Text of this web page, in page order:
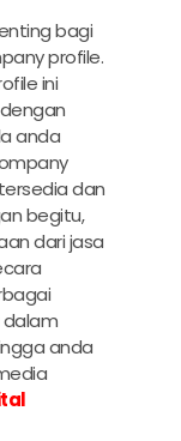
bagi
profile.
ini
anda
dan
begitu,
darijasa
dalam
anda